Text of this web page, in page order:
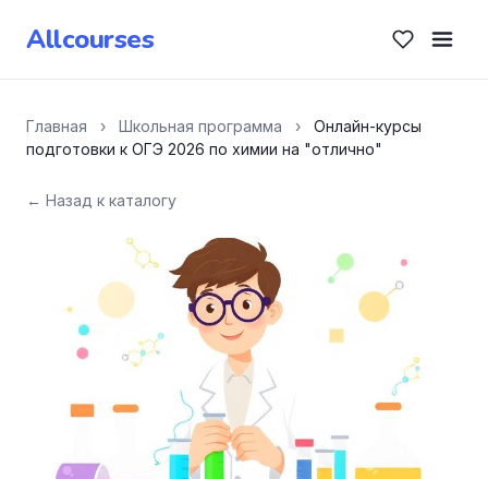
Allcourses
Главная › Школьная программа ›
Онлайн-курсы
подготовки к ОГЭ 2026 по химии на "отлично"
← Назад к каталогу